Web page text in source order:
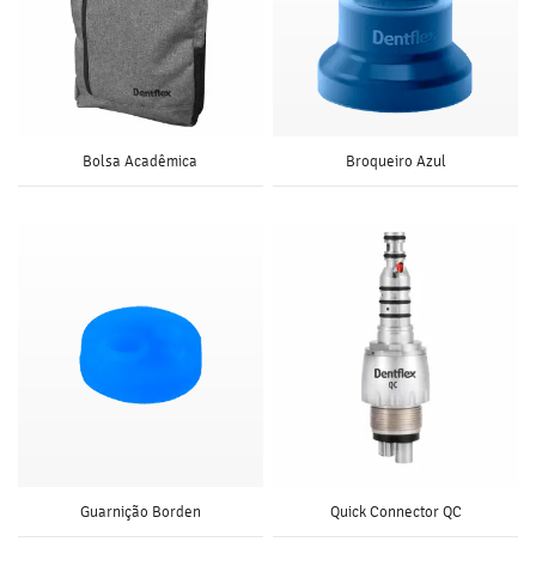
Bolsa Acadêmica Broqueiro Azul
Guarnição Borden Quick Connector QC